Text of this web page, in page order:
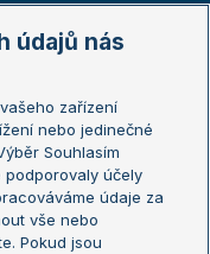
údajů nás
zařízení
nebo jedinečné
Souhlasím
účely
údaje za
vše nebo
Pokud jsou